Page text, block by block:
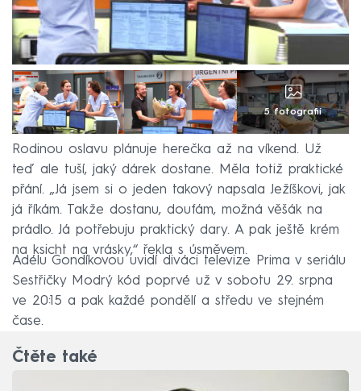
5 fotografií
Rodinou oslavu plánuje herečka až na víkend. Už
teď ale tuší, jaký dárek dostane. Měla totiž praktické
přání. „Já jsem si o jeden takový napsala Ježíškovi, jak
já říkám. Takže dostanu, doufám, možná věšák na
prádlo. Já potřebuju praktický dary. A pak ještě krém
na ksicht na vrásky,“ řekla s úsměvem.
Adélu Gondíkovou uvidí diváci televize Prima v seriálu
Sestřičky Modrý kód poprvé už v sobotu 29. srpna
ve 20:15 a pak každé pondělí a středu ve stejném
čase.
Čtěte také